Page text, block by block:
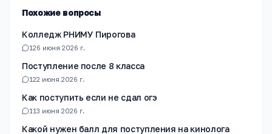
Похожие вопросы
Колледж РНИМУ Пирогова
126 июня 2026 г.
Поступление после 8 класса
122 июня 2026 г.
Как поступить если не сдал огэ
1 13 июня 2026 г.
Какой нужен балл для поступления на кинолога